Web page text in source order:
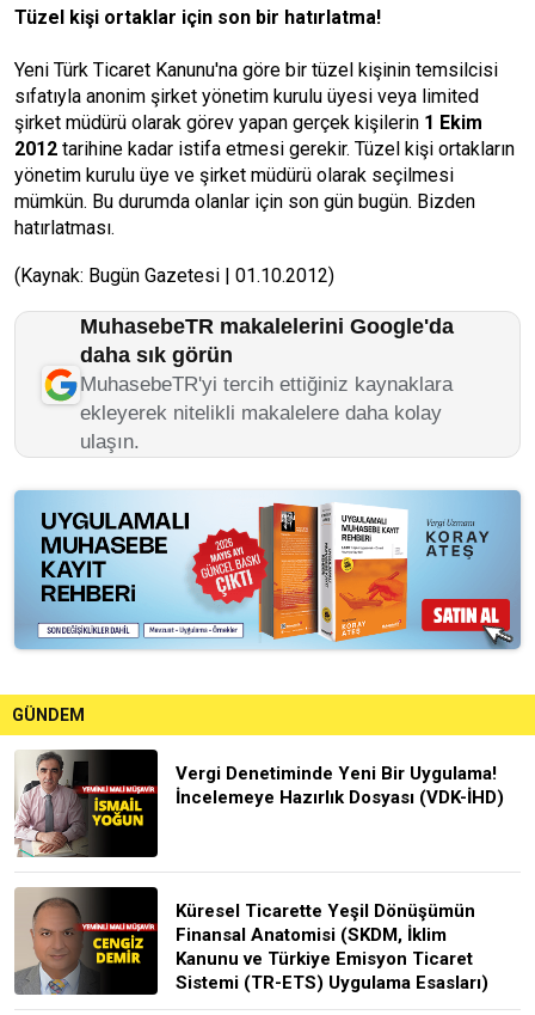
Tüzel kişi ortaklar için son bir hatırlatma!
Yeni Türk Ticaret Kanunu'na göre bir tüzel kişinin temsilcisi
sıfatıyla anonim şirket yönetim kurulu üyesi veya limited
şirket müdürü olarak görev yapan gerçek kişilerin 1 Ekim
2012 tarihine kadar istifa etmesi gerekir. Tüzel kişi ortakların
yönetim kurulu üye ve şirket müdürü olarak seçilmesi
mümkün. Bu durumda olanlar için son gün bugün. Bizden
hatırlatması.
(Kaynak: Bugün Gazetesi | 01.10.2012)
MuhasebeTR makalelerini Google'da
daha sık görün
MuhasebeTR'yi tercih ettiğiniz kaynaklara
ekleyerek nitelikli makalelere daha kolay
ulaşın.
GÜNDEM
Vergi Denetiminde Yeni Bir Uygulama!
İncelemeye Hazırlık Dosyası (VDK-İHD)
Küresel Ticarette Yeşil Dönüşümün
Finansal Anatomisi (SKDM, İklim
Kanunu ve Türkiye Emisyon Ticaret
Sistemi (TR-ETS) Uygulama Esasları)